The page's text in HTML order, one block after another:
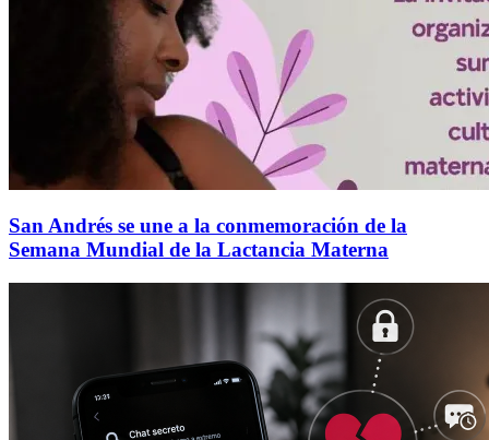
San Andrés se une a la conmemoración de la
Semana Mundial de la Lactancia Materna